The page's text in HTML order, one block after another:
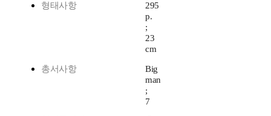
형태사항
295
p.
;
23
cm
총서사항
Big
man
;
7